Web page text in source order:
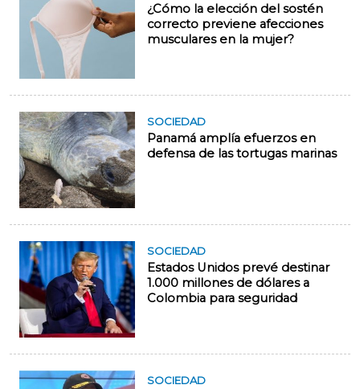
¿Cómo la elección del sostén
correcto previene afecciones
musculares en la mujer?
SOCIEDAD
Panamá amplía efuerzos en
defensa de las tortugas marinas
SOCIEDAD
Estados Unidos prevé destinar
1.000 millones de dólares a
Colombia para seguridad
SOCIEDAD